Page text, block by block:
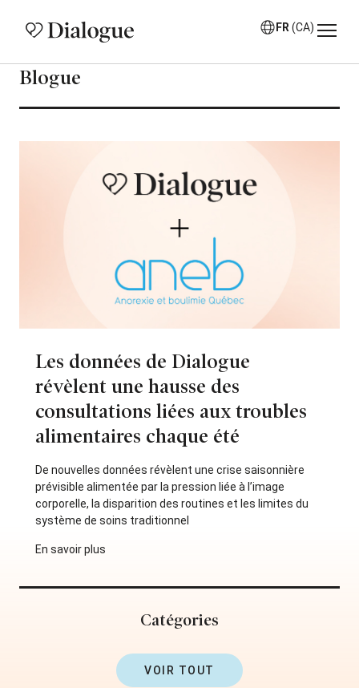
FR (CA)
Blogue
Les données de Dialogue
révèlent une hausse des
consultations liées aux troubles
alimentaires chaque été
De nouvelles données révèlent une crise saisonnière
prévisible alimentée par la pression liée à l’image
corporelle, la disparition des routines et les limites du
système de soins traditionnel
En savoir plus
Catégories
VOIR TOUT